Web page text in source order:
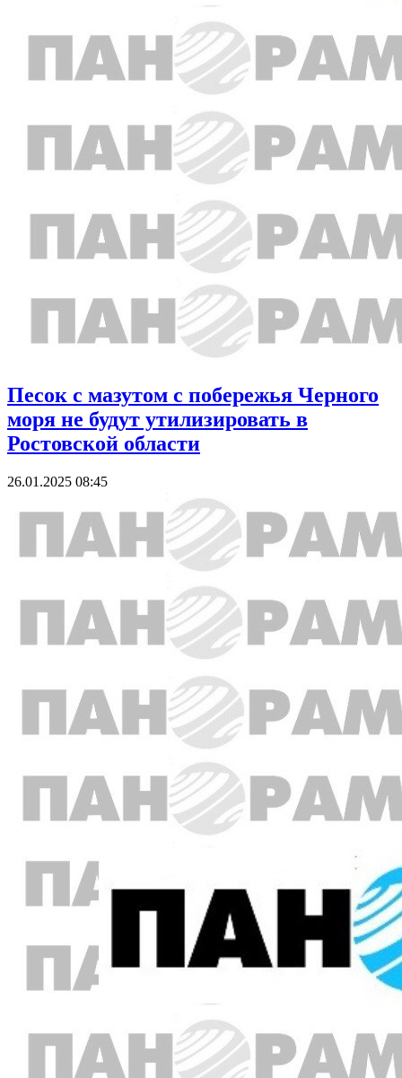
Песок с мазутом с побережья Черного
моря не будут утилизировать в
Ростовской области
26.01.2025 08:45